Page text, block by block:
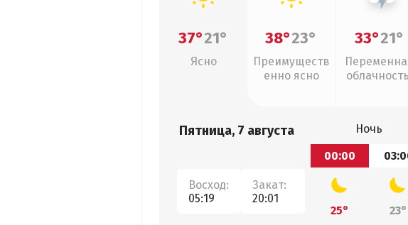
37°21°
Ясно
38°23°
Преимуществ
енно ясно
33°21°
Пятница, 7 августа
Восход:
05:19
Закат:
20:01
Ночь
00:00
25° 23°